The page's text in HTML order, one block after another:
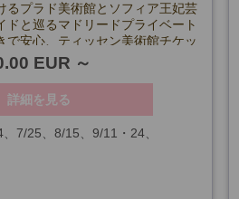
るプラド美術館とソフィア王妃芸
ドと巡るマドリードプライベート
で安心、ティッセン美術館チケッ
エリアを効率よく満喫できる午前
EUR
詳細を見る
7/25、8/15、9/11・24、
1・6、3/25・26および入場箇所